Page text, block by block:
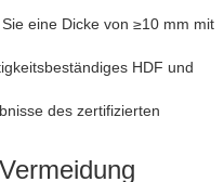
eine Dicke von ≥10 mm mit
HDF und
des zertifizierten